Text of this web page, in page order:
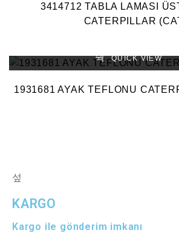
3414712 TABLA LAMASI
CATERPILLAR
QUICK VIEW
1931681 AYAK TEFLONU
KARGO
Kargo ile gönderim imkanı